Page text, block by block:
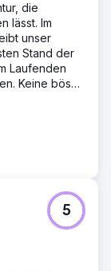
die
lässt. Im
unser
Stand der
Laufenden
Keine bösen
5